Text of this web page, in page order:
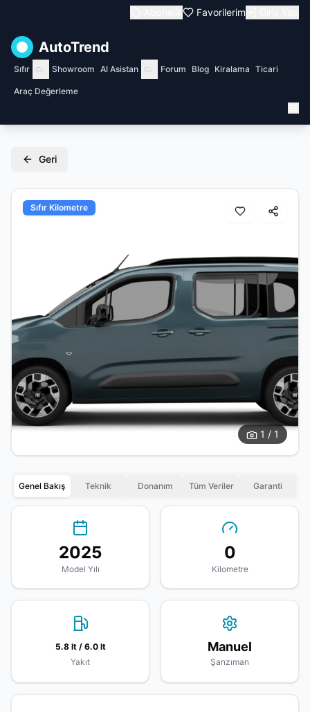
Favorilerim
AutoTrend
Sıfır Showroom AI Asistan Forum Blog Kiralama Ticari
Araç Değerleme
Geri
Sıfır Kilometre
1 / 1
Genel Bakış Teknik Donanım Tüm Veriler Garanti
2025
Model Yılı
0
Kilometre
5.8 lt / 6.0 lt
Yakıt
Manuel
Şanzıman